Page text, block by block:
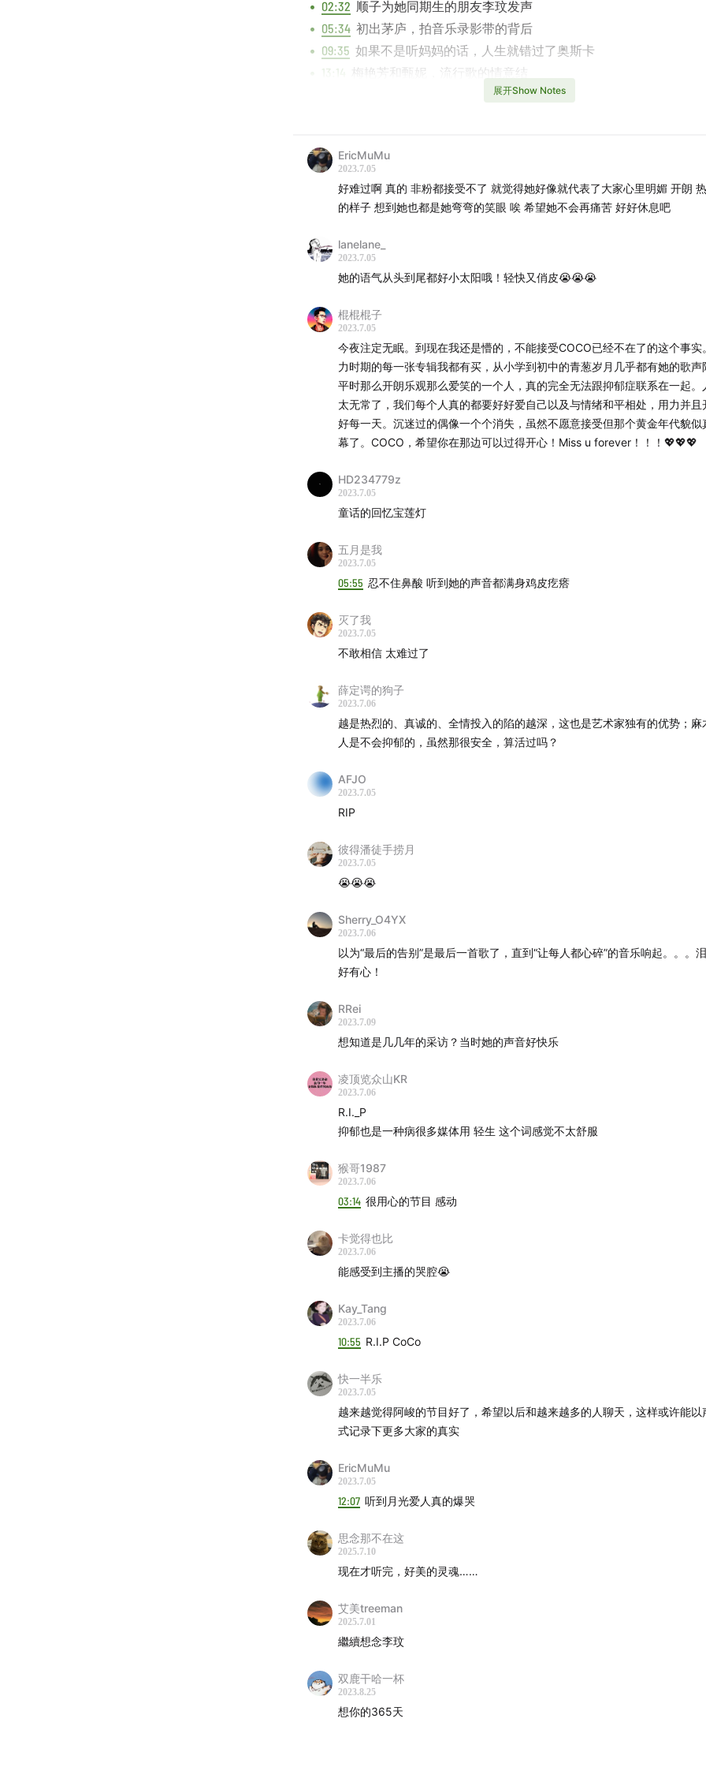
02:32 顺子为她同期生的朋友李玟发声
05:34 初出茅庐，拍音乐录影带的背后
09:35 如果不是听妈妈的话，人生就错过了奥斯卡
13:14 梅艳芳和甄妮，流行歌的情意结
庾澄庆、张学友、黄大炜的金曲
李玟 - 爱你是我的自由
李玟 - 等爱降落
李玟 - Do You Want My Love
李玟 - 月光爱人
梅艳芳 - 将冰山劈开
庾澄庆 - 想哭就到我怀里哭
张学友 - 最后的告别
黄大炜 - 让每个人都心碎
卧谈会GPS🧭
男生宿舍
彭于晏 张震岳1
陶喆 王力宏
谢霆锋 关楚耀 黄家强
李克勤 吕方
苏永康 许志安
杜德伟 小虫
伍佰1
方文山 黄俊郎
周华健 赵传 张信哲
任贤齐 吴克群
陈楚生 林志颖 钟汉良
王耀庆
施鑫文月 地磁卡 夏之禹 Lu1
鱼翅 Leo1Bee
女生宿舍
孙燕姿1 2
戴佩妮1 2
张惠妹 A-Lin 范晓萱
莫文蔚 郑秀文
林忆莲 陈慧娴
杨乃文
黄龄 伊能静 黄圣依 金海心
容祖儿 周笔畅 张靓颖
田馥甄
阿肆 朱婧汐 斯丹曼簇1 2
柯泯薰 希林娜依·高
Band房见
新裤子 旅行团
南拳妈妈
动力火车 张淇和黑豹
INNOUT NaraBara
Tokyo Ska Paradise Orchestra
卢凯彤1
李玟
访客...躲在ta的宿舍
张艾嘉 许鞍华
辛晓琪 卓文萱
展开Show Notes
EricMuMu
2023.7.05
好难过啊 真的 非粉都接受不了 就觉得她好像就代表了大家心里明媚 开朗
的样子 想到她也都是她弯弯的笑眼 唉 希望她不会再痛苦 好好休息吧
lanelane_
2023.7.05
她的语气从头到尾都好小太阳哦！轻快又俏皮😭😭😭
棍棍棍子
2023.7.05
今夜注定无眠。到现在我还是懵的，不能接受COCO已经不在了的这个事实
力时期的每一张专辑我都有买，从小学到初中的青葱岁月几乎都有她的歌声
平时那么开朗乐观那么爱笑的一个人，真的完全无法跟抑郁症联系在一起。
太无常了，我们每个人真的都要好好爱自己以及与情绪和平相处，用力并且
好每一天。沉迷过的偶像一个个消失，虽然不愿意接受但那个黄金年代貌似
幕了。COCO，希望你在那边可以过得开心！Miss u forever！！！💖💖💖
HD234779z
2023.7.05
童话的回忆宝莲灯
五月是我
2023.7.05
05:55 忍不住鼻酸 听到她的声音都满身鸡皮疙瘩
灭了我
2023.7.05
不敢相信 太难过了
薛定谔的狗子
2023.7.06
越是热烈的、真诚的、全情投入的陷的越深，这也是艺术家独有的优势；麻
人是不会抑郁的，虽然那很安全，算活过吗？
AFJO
2023.7.05
RIP
彼得潘徒手捞月
2023.7.05
😭😭😭
Sherry_O4YX
2023.7.06
以为“最后的告别”是最后一首歌了，直到“让每人都心碎”的音乐响起。。。
好有心！
RRei
2023.7.09
想知道是几几年的采访？当时她的声音好快乐
凌顶览众山KR
2023.7.06
R.I._P
抑郁也是一种病很多媒体用 轻生 这个词感觉不太舒服
猴哥1987
2023.7.06
03:14 很用心的节目 感动
卡觉得也比
2023.7.06
能感受到主播的哭腔😭
Kay_Tang
2023.7.06
10:55 R.I.P CoCo
快一半乐
2023.7.05
越来越觉得阿峻的节目好了，希望以后和越来越多的人聊天，这样或许能以
式记录下更多大家的真实
EricMuMu
2023.7.05
12:07 听到月光爱人真的爆哭
思念那不在这
2025.7.10
现在才听完，好美的灵魂……
艾美treeman
2025.7.01
繼續想念李玟
双鹿干哈一杯
2023.8.25
想你的365天